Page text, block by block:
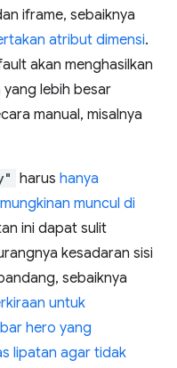
iframe, sebaiknya
atribut dimensi.
akan menghasilkan
lebih besar
manual, misalnya
harus hanya
muncul di
ini dapat sulit
kesadaran sisi
sebaiknya
untuk
hero yang
lipatan agar tidak